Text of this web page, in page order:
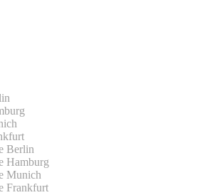
Berlin
Hamburg
Munich
Frankfurt